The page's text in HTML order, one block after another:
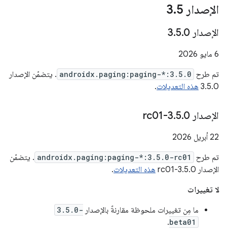
الإصدار 3 .5
الإصدار 3 .5.0
‫6 مايو 2026
تم طرح androidx.paging:paging-*:3.5.0 . يتضمّن الإصدار
3.5.0 هذه التعديلات.
الإصدار 3 .5.0-rc01
‫22 أبريل 2026
تم طرح
androidx.paging:paging-*:3.5.0-rc01 . يتضمّن
الإصدار 3.5.0-rc01
هذه التعديلات.
لا تغييرات
ما مِن تغييرات ملحوظة مقارنةً بالإصدار 3.5.0-
beta01
.